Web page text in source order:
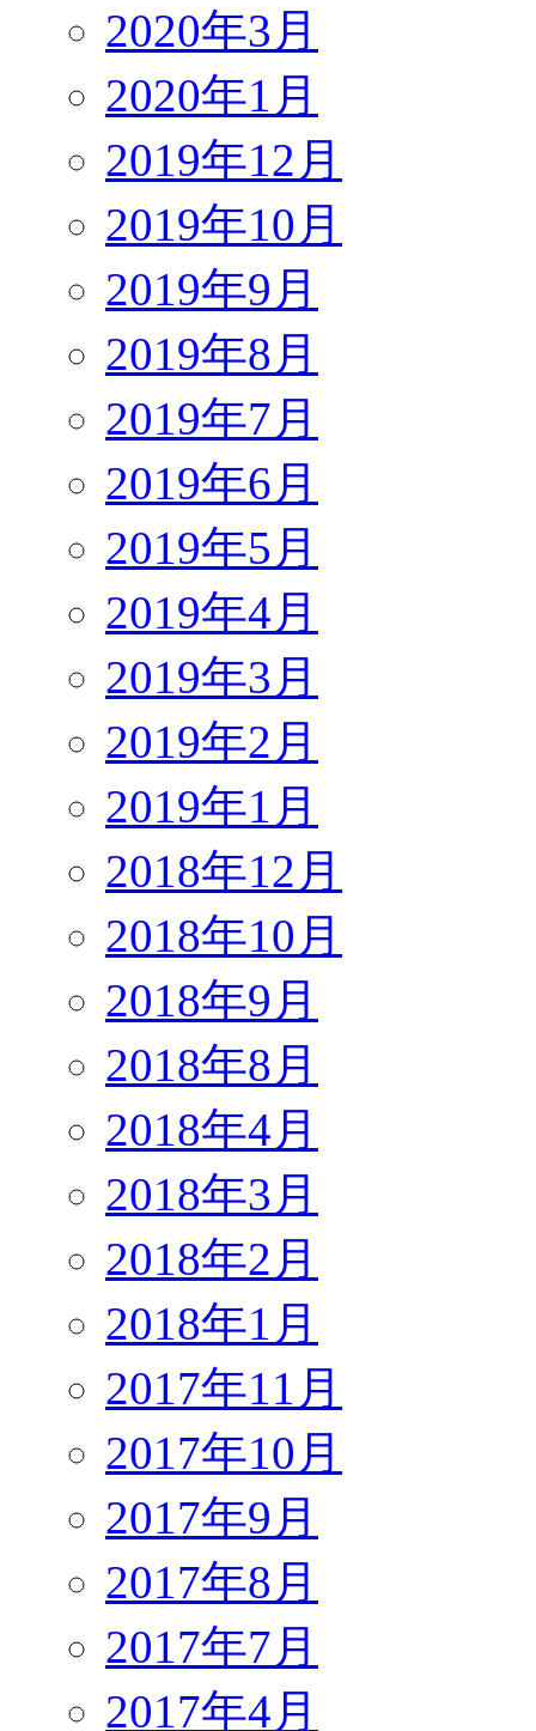
2020年3月
2020年1月
2019年12月
2019年10月
2019年9月
2019年8月
2019年7月
2019年6月
2019年5月
2019年4月
2019年3月
2019年2月
2019年1月
2018年12月
2018年10月
2018年9月
2018年8月
2018年4月
2018年3月
2018年2月
2018年1月
2017年11月
2017年10月
2017年9月
2017年8月
2017年7月
2017年4月